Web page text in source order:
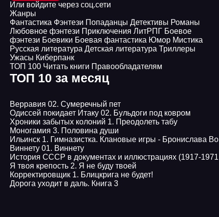
Или войдите через соц.сети
Жанры
Фантастика Фэнтези Попаданцы Детективы Романы
Любовное фэнтези Приключения ЛитРПГ Боевое
фэнтези Боевики Боевая фантастика Юмор Мистика
Русская литература Детская литература Триллеры
Ужасы Киберпанк
ТОП 100 Читать книги Правообладателям
ТОП 10 за месяц
Верравия 02. Сумеречный пет
Одиссей покидает Итаку 02. Бульдоги под ковром
Хроники забытых колоний 1. Преодолеть табу
Моногамия 3. Половина души
Ильинск 1. Гимназистка. Клановые игры - Бронислава
Виннету 01. Виннету
История СССР в документах и иллюстрациях (1917-1971
Я твоя крепость 2. Я не буду твоей
Корректировщик 1. Блицкрига не будет!
Дорога уходит в даль. Книга 3